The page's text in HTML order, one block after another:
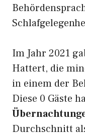
Im Jahr 2021
Hattert, die
in einem der
Diese 0 Gäste
Durchschnitt